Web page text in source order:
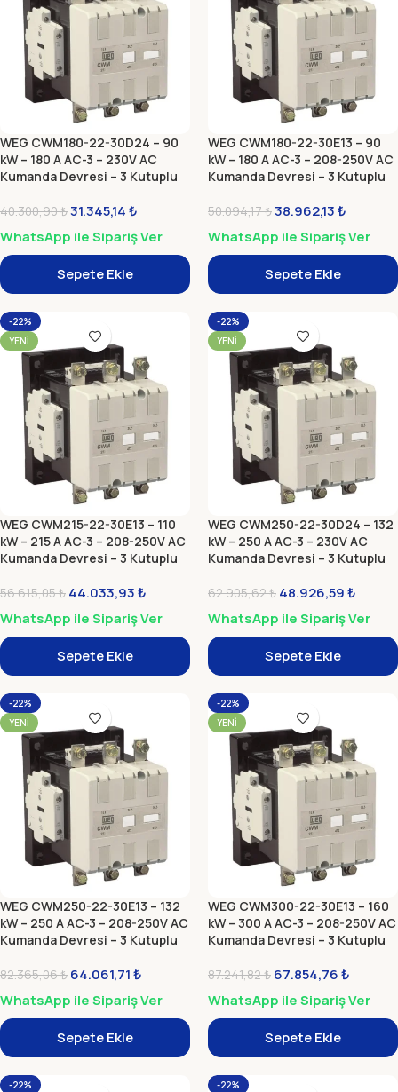
WEG CWM180-22-30D24 – 90
kW – 180 A AC-3 – 230V AC
Kumanda Devresi – 3 Kutuplu
40.300,90₺31.345,14₺
WhatsApp ile Sipariş Ver
Sepete Ekle
WEG CWM180-22-30E13 – 90
kW – 180 A AC-3 – 208-250V AC
Kumanda Devresi – 3 Kutuplu
Modül)
50.094,17₺38.962,13₺
WhatsApp ile Sipariş Ver
Sepete Ekle
-22%
YENI
WEG CWM215-22-30E13 – 110
kW – 215 A AC-3 – 208-250V AC
Kumanda Devresi – 3 Kutuplu
Modül)
56.615,05₺ 44.033,93₺
WhatsApp ile Sipariş Ver
Sepete Ekle
-22%
YENI
WEG CWM250-22-30D24 – 132
kW – 250 A AC-3 – 230V AC
Kumanda Devresi – 3 Kutuplu
62.905,62₺ 48.926,59₺
WhatsApp ile Sipariş Ver
Sepete Ekle
-22%
YENI
WEG CWM250-22-30E13 – 132
kW – 250 A AC-3 – 208-250V AC
Kumanda Devresi – 3 Kutuplu
Modül)
82.365,06₺ 64.061,71₺
WhatsApp ile Sipariş Ver
Sepete Ekle
-22%
YENI
WEG CWM300-22-30E13 – 160
kW – 300 A AC-3 – 208-250V AC
Kumanda Devresi – 3 Kutuplu
Modül)
87.241,82₺ 67.854,76₺
WhatsApp ile Sipariş Ver
Sepete Ekle
-22%
-22%